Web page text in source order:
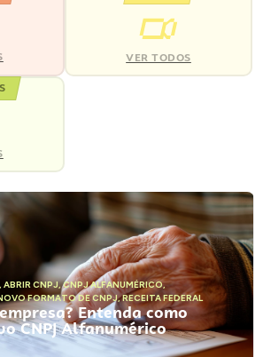
VER TODOS
, ABRIR CNPJ,CNPJ ALFANUMÉRICO,
FORMATO DE CNPJ,RECEITA FEDERAL
Entenda como
CNPJ Alfanumérico